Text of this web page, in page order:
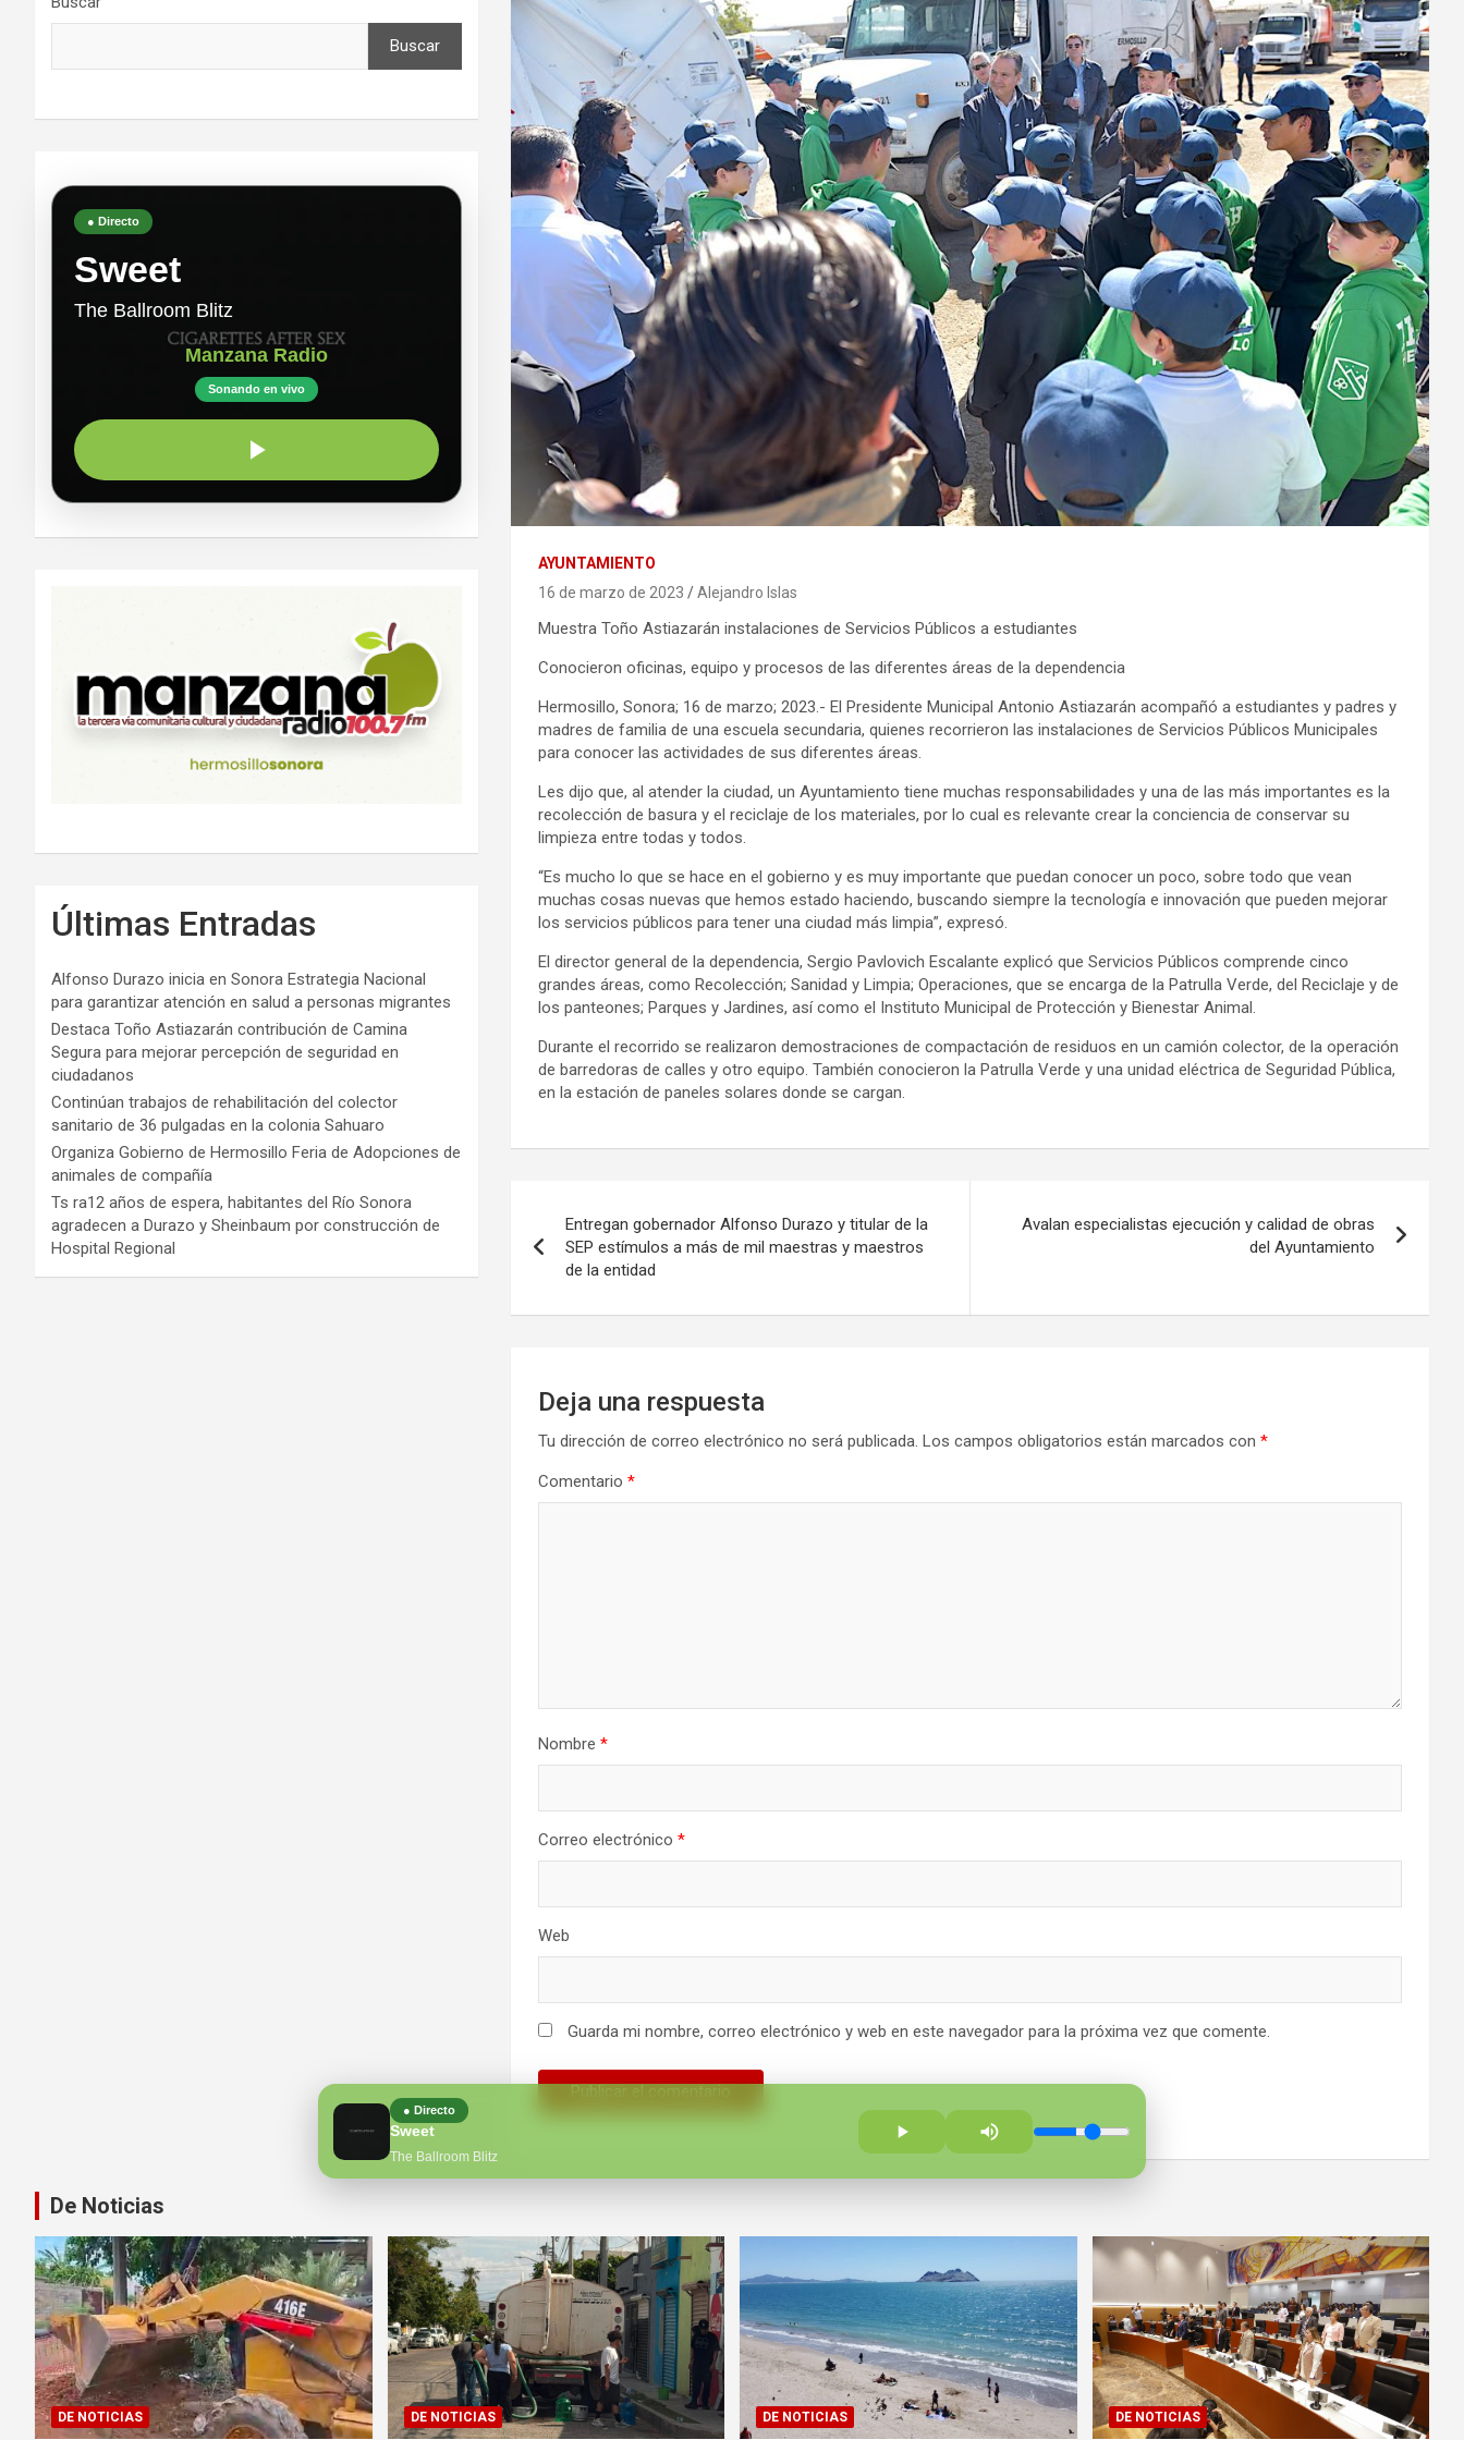
AYUNTAMIENTO
16 de marzo de 2023
Alejandro Islas
Muestra Toño Astiazarán instalaciones de Servicios Públicos a estudiantes
Conocieron oficinas, equipo y procesos de las diferentes áreas de la dependencia
Hermosillo, Sonora; 16 de marzo; 2023.- El Presidente Municipal Antonio Astiazarán acompañó a estudiantes y padres y
madres de familia de una escuela secundaria, quienes recorrieron las instalaciones de Servicios Públicos Municipales
para conocer las actividades de sus diferentes áreas.
Les dijo que, al atender la ciudad, un Ayuntamiento tiene muchas responsabilidades y una de las más importantes es la
recolección de basura y el reciclaje de los materiales, por lo cual es relevante crear la conciencia de conservar su
limpieza entre todas y todos.
“Es mucho lo que se hace en el gobierno y es muy importante que puedan conocer un poco, sobre todo que vean
muchas cosas nuevas que hemos estado haciendo, buscando siempre la tecnología e innovación que pueden mejorar
los servicios públicos para tener una ciudad más limpia”, expresó.
El director general de la dependencia, Sergio Pavlovich Escalante explicó que Servicios Públicos comprende cinco
grandes áreas, como Recolección; Sanidad y Limpia; Operaciones, que se encarga de la Patrulla Verde, del Reciclaje y de
los panteones; Parques y Jardines, así como el Instituto Municipal de Protección y Bienestar Animal.
Durante el recorrido se realizaron demostraciones de compactación de residuos en un camión colector, de la operación
de barredoras de calles y otro equipo. También conocieron la Patrulla Verde y una unidad eléctrica de Seguridad Pública,
en la estación de paneles solares donde se cargan.
de
Entregan gobernador Alfonso Durazo y titular de la
SEP estímulos a más de mil maestras y maestros
de la entidad
Avalan especialistas ejecución y calidad de obras
del Ayuntamiento
Deja una respuesta
Tu dirección de correo electrónico no será publicada. Los campos obligatorios están marcados con *
Comentario *
Nombre *
Correo electrónico *
Web
Guarda mi nombre, correo electrónico y web en este navegador para la próxima vez que comente.
Buscar
● Directo
Sweet
The Ballroom Blitz
Manzana Radio
Sonando en vivo
● Directo
Sweet
The Ballroom Blitz
Últimas Entradas
Alfonso Durazo inicia en Sonora Estrategia Nacional
para garantizar atención en salud a personas migrantes
Destaca Toño Astiazarán contribución de Camina
Segura para mejorar percepción de seguridad en
ciudadanos
Continúan trabajos de rehabilitación del colector
sanitario de 36 pulgadas en la colonia Sahuaro
Organiza Gobierno de Hermosillo Feria de Adopciones de
animales de compañía
Ts ra12 años de espera, habitantes del Río Sonora
agradecen a Durazo y Sheinbaum por construcción de
Hospital Regional
De Noticias
DE NOTICIAS DE NOTICIAS DE NOTICIAS DE NOTICIAS